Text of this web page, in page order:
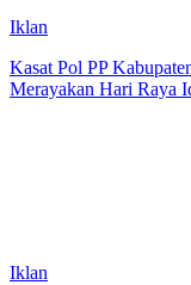
Iklan
Kasat Pol PP
Merayakan Hari Raya
Iklan